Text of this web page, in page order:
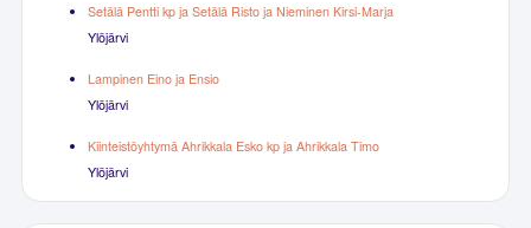
Setälä Pentti kp ja Setälä Risto ja Nieminen Kirsi-Marja
Ylöjärvi
Lampinen Eino ja Ensio
Ylöjärvi
Kiinteistöyhtymä Ahrikkala Esko kp ja Ahrikkala Timo
Ylöjärvi